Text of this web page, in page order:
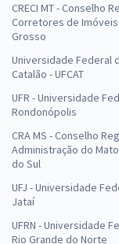
CRECI MT - Conselho
Corretores de
Grosso
Universidade Federal
Catalão - UFCAT
UFR - Universidade
Rondonópolis
CRA MS - Conselho
Administração do
do Sul
UFJ - Universidade
Jataí
UFRN - Universidade
Rio Grande do Norte